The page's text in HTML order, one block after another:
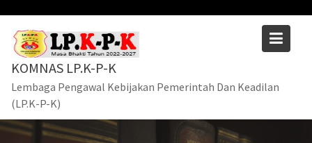
content
KOMNAS LP.K-P-K
Lembaga Pengawal Kebijakan Pemerintah Dan Keadilan
(LP.K-P-K)